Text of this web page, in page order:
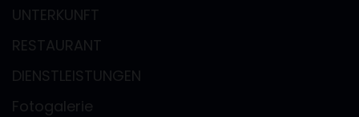
UNTERKUNFT
RESTAURANT
DIENSTLEISTUNGEN
Fotogalerie